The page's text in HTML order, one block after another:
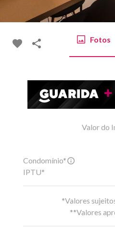
Fotos
Valor do
Condomínio*
IPTU*
*Valores
**Valores